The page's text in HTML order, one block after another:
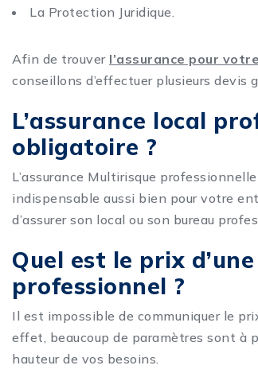
La Protection Juridique.
Afin de trouver l’assurance pour
conseillons d’effectuer plusieurs devis
L’assurance local
obligatoire ?
L’assurance Multirisque
indispensable aussi bien pour votre
d’assurer son local ou son bureau
Quel est le prix
professionnel ?
Il est impossible de communiquer le
effet, beaucoup de paramètres sont à
hauteur de vos besoins.